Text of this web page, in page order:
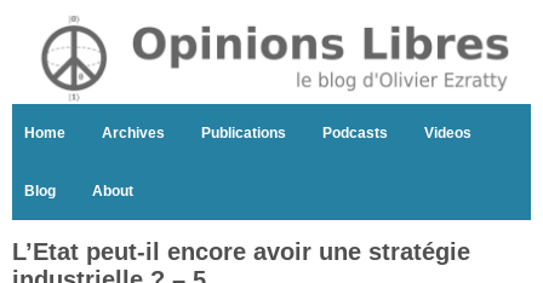
Home Archives Publications Podcasts Videos
Blog About
L’Etat peut-il encore avoir une stratégie